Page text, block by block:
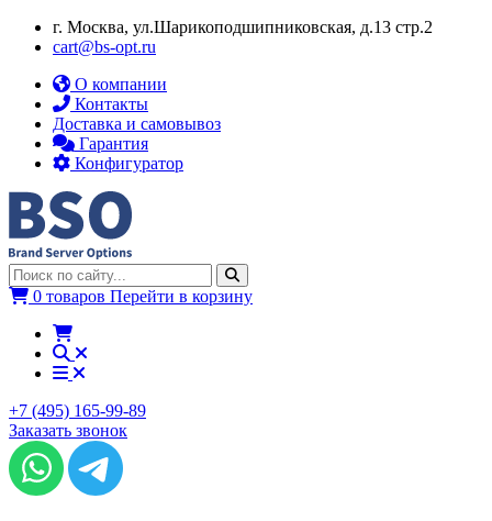
г. Москва, ул.​​Шарикоподшипниковская, д.13 стр.2
cart@bs-opt.ru
О компании
Контакты
Доставка и самовывоз
Гарантия
Конфигуратор
0 товаров Перейти в корзину
+7 (495) 165-99-89
Заказать звонок